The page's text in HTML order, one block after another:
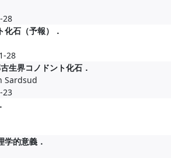
28
石（予報）．
28
生界コノドント化石．
Sardsud
23
的意義．